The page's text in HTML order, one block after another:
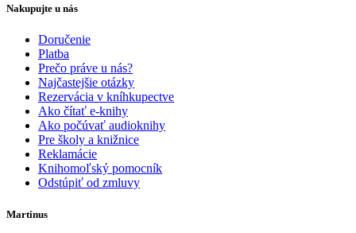
Nakupujte u nás
Doručenie
Platba
Prečo práve u nás?
Najčastejšie otázky
Rezervácia v kníhkupectve
Ako čítať e-knihy
Ako počúvať audioknihy
Pre školy a knižnice
Reklamácie
Knihomoľský pomocník
Odstúpiť od zmluvy
Martinus